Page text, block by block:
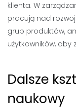
klienta. W
pracują nad
grup produktów,
użytkowników, aby
Dalsze
naukowy